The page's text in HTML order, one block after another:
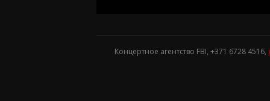
Концертное агентство FBI, +371 6728 4516,